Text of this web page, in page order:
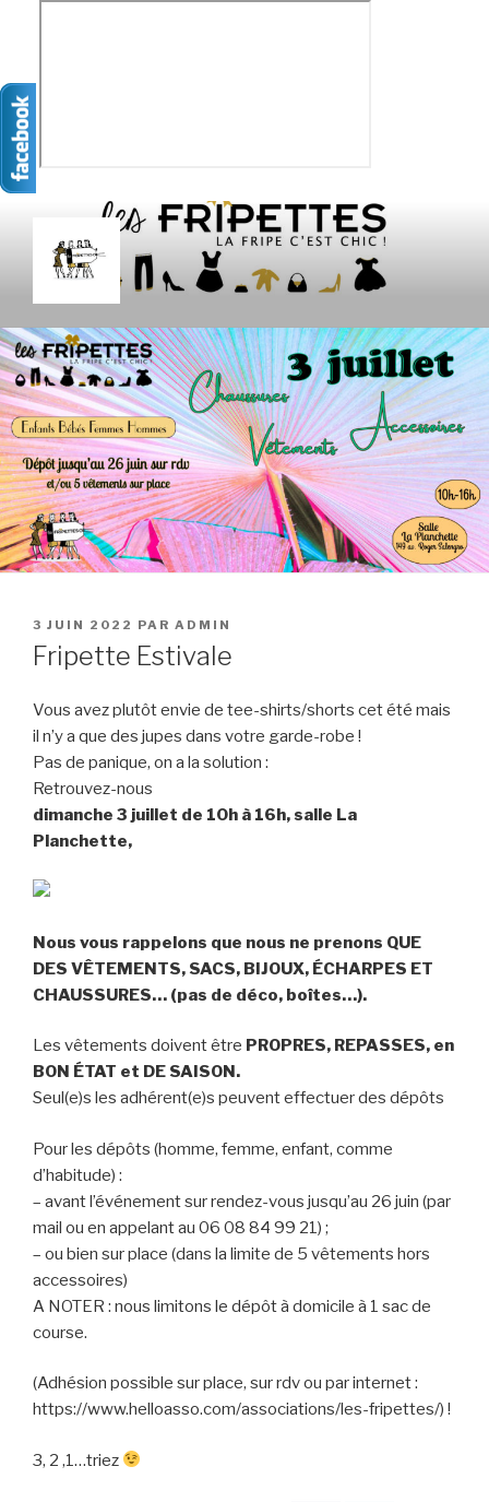
contenu
LES FRIPETTES
PUBLIÉ
LE
3 JUIN 2022 PAR ADMIN
Fripette Estivale
Vous avez plutôt envie de tee-shirts/shorts cet été mais
il n’y a que des jupes dans votre garde-robe !
Pas de panique, on a la solution :
Retrouvez-nous
dimanche 3 juillet de 10h à 16h, salle La
Planchette,
Nous vous rappelons que nous ne prenons QUE
DES VÊTEMENTS, SACS, BIJOUX, ÉCHARPES ET
CHAUSSURES… (pas de déco, boîtes…).
Les vêtements doivent être PROPRES, REPASSES, en
BON ÉTAT et DE SAISON.
Seul(e)s les adhérent(e)s peuvent effectuer des dépôts
Pour les dépôts (homme, femme, enfant, comme
d’habitude) :
– avant l’événement sur rendez-vous jusqu’au 26 juin (par
mail ou en appelant au ‭06 08 84 99 21‬) ;
– ou bien sur place (dans la limite de 5 vêtements hors
accessoires)
A NOTER : nous limitons le dépôt à domicile à 1 sac de
course.
(Adhésion possible sur place, sur rdv ou par internet :
https://www.helloasso.com/associations/les-fripettes/) !
3, 2 ,1…triez